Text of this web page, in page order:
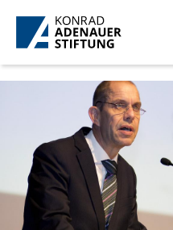
Skip to Main Content